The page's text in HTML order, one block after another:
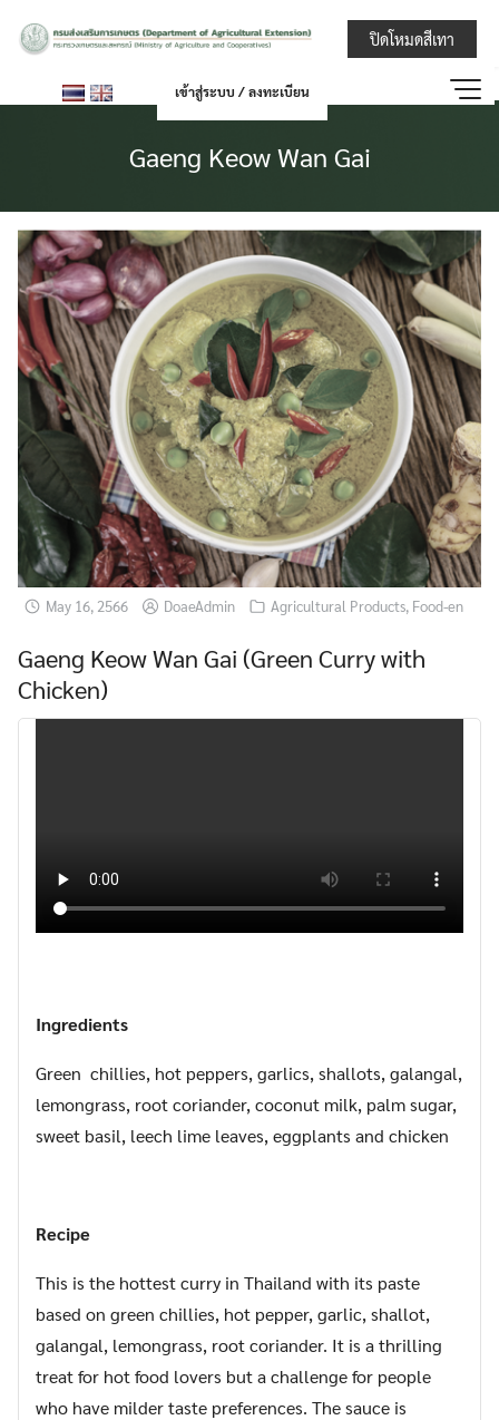
กรมส่งเสริมกา
เข้าสู่ระบบ / ลงทะเบียน
Gaeng Keow Wan Gai
May 16, 2566 DoaeAdmin Agricultural Products, Food-en
Gaeng Keow Wan Gai (Green Curry with
Chicken)
Ingredients
Green chillies, hot peppers, garlics, shallots, galangal,
lemongrass, root coriander, coconut milk, palm sugar,
sweet basil, leech lime leaves, eggplants and chicken
Recipe
This is the hottest curry in Thailand with its paste
based on green chillies, hot pepper, garlic, shallot,
galangal, lemongrass, root coriander. It is a thrilling
treat for hot food lovers but a challenge for people
who have milder taste preferences. The sauce is
ปิดโหมดสีเทา